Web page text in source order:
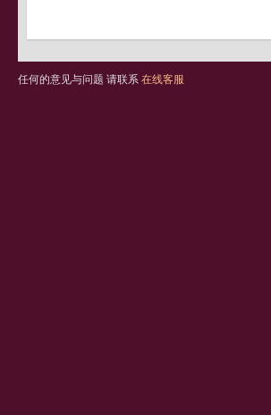
任何的意见与问题 请联系 在线客服